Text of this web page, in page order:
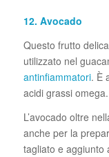
12. Avocado
Questo frutto
utilizzato nel
antinfiammatori. È
acidi grassi omega.
L’avocado oltre
anche per la
tagliato e aggiunto